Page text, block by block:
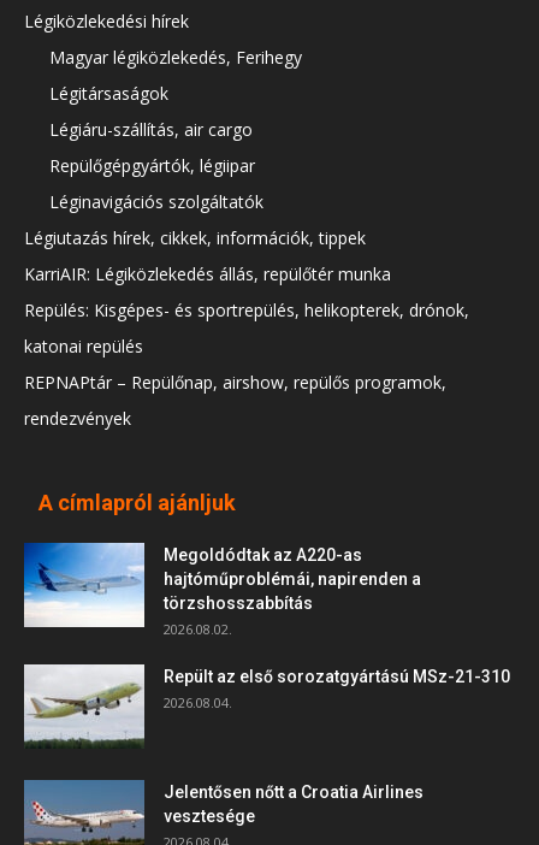
Légiközlekedési hírek
Magyar légiközlekedés, Ferihegy
Légitársaságok
Légiáru-szállítás, air cargo
Repülőgépgyártók, légiipar
Léginavigációs szolgáltatók
Légiutazás hírek, cikkek, információk, tippek
KarriAIR: Légiközlekedés állás, repülőtér munka
Repülés: Kisgépes- és sportrepülés, helikopterek, drónok,
katonai repülés
REPNAPtár – Repülőnap, airshow, repülős programok,
rendezvények
A címlapról ajánljuk
Megoldódtak az A220-as
hajtóműproblémái, napirenden a
törzshosszabbítás
2026.08.02.
Repült az első sorozatgyártású MSz-21-310
2026.08.04.
Jelentősen nőtt a Croatia Airlines
vesztesége